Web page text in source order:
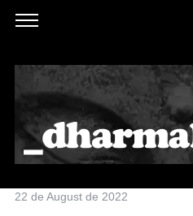
22 de August de 2022